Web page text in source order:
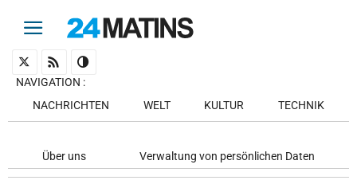
NAVIGATION :
NACHRICHTEN
WELT KULTUR TECHNIK
Über uns Verwaltung von persönlichen Daten